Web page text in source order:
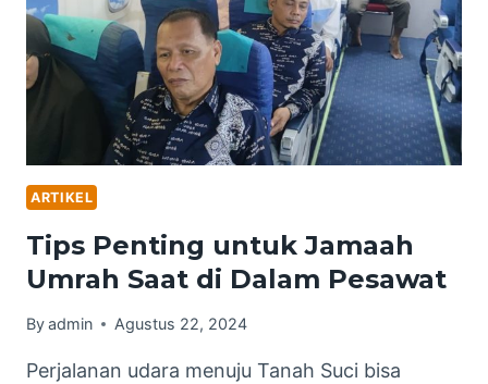
NYAMAN
BAGI
LAKI-
LAKI
ARTIKEL
Tips Penting untuk Jamaah
Umrah Saat di Dalam Pesawat
Byadmin Agustus 22, 2024
Perjalanan udara menuju Tanah Suci bisa